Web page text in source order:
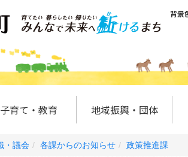
背景
子育て・教育 地域振興・団体
・議会 各課からのお知らせ 政策推進課